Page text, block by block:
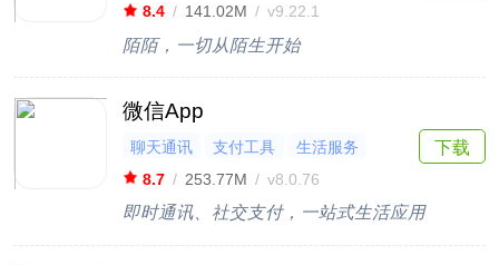
8.4 / 141.02M / v9.22.1
陌陌，一切从陌生开始
微信App
聊天通讯 支付工具
生活服务
8.7 / 253.77M / v8.0.76
即时通讯、社交支付，一站式生活应用
下载